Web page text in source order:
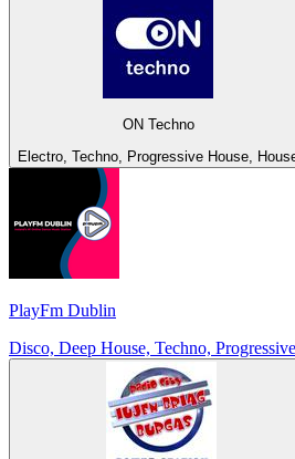
ON Techno
Electro, Techno, Progressive House,
PlayFm Dublin
Disco, Deep House, Techno,